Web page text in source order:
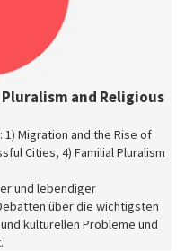
and Religious
Migration and the Rise of
Cities, 4) Familial Pluralism
und lebendiger
über die wichtigsten
kulturellen Probleme und